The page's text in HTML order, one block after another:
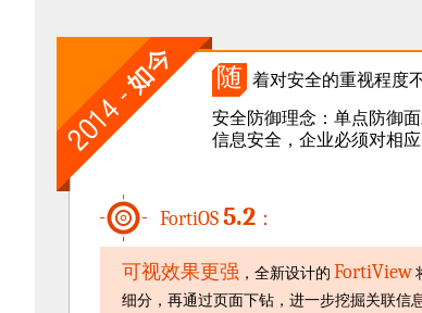
随 着对安全的重视程度
安全防御理念：单点防御
信息安全，企业必须对相
FortiOS5.2 ：
可视效果更强 ，全新设计的 FortiView
细分，再通过页面下钻，进一步挖掘关联信